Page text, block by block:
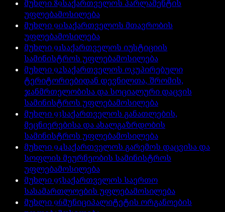
მუხლი 89საქართველოს პარლამენტის
უფლებამოსილება
მუხლი 90საქართველოს მთავრობის
უფლებამოსილება
მუხლი 91საქართველოს იუსტიციის
სამინისტროს უფლებამოსილება
მუხლი 92საქართველოს ოკუპირებული
ტერიტორიებიდან დევნილთა, შრომის,
ჯანმრთელობისა და სოციალური დაცვის
სამინისტროს უფლებამოსილება
მუხლი 93საქართველოს განათლების,
მეცნიერებისა და ახალგაზრდობის
სამინისტროს უფლებამოსილება
მუხლი 94საქართველოს გარემოს დაცვისა და
სოფლის მეურნეობის სამინისტროს
უფლებამოსილება
მუხლი 95საქართველოს საერთო
სასამართლოების უფლებამოსილება
მუხლი 96მუნიციპალიტეტის ორგანოების